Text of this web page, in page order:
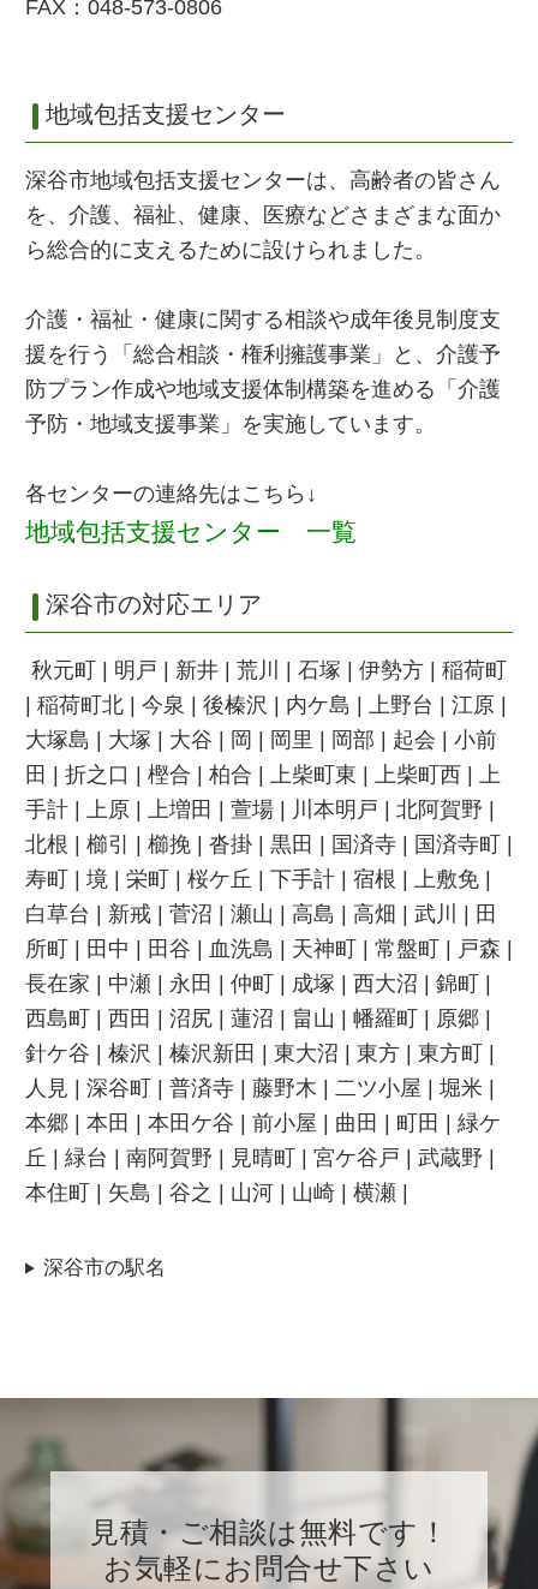
FAX：048-573-0806
地域包括支援センター
深谷市地域包括支援センターは、高齢者の皆さん
を、介護、福祉、健康、医療などさまざまな面か
ら総合的に支えるために設けられました。
介護・福祉・健康に関する相談や成年後見制度支
援を行う「総合相談・権利擁護事業」と、介護予
防プラン作成や地域支援体制構築を進める「介護
予防・地域支援事業」を実施しています。
各センターの連絡先はこちら↓
地域包括支援センター 一覧
深谷市の対応エリア
秋元町 | 明戸 | 新井 | 荒川 | 石塚 | 伊勢方 | 稲荷町
| 稲荷町北 | 今泉 | 後榛沢 | 内ケ島 | 上野台 | 江原 |
大塚島 | 大塚 | 大谷 | 岡 | 岡里 | 岡部 | 起会 | 小前
田 | 折之口 | 樫合 | 柏合 | 上柴町東 | 上柴町西 | 上
手計 | 上原 | 上増田 | 萱場 | 川本明戸 | 北阿賀野 |
北根 | 櫛引 | 櫛挽 | 沓掛 | 黒田 | 国済寺 | 国済寺町 |
寿町 | 境 | 栄町 | 桜ケ丘 | 下手計 | 宿根 | 上敷免 |
白草台 | 新戒 | 菅沼 | 瀬山 | 高島 | 高畑 | 武川 | 田
所町 | 田中 | 田谷 | 血洗島 | 天神町 | 常盤町 | 戸森 |
長在家 | 中瀬 | 永田 | 仲町 | 成塚 | 西大沼 | 錦町 |
西島町 | 西田 | 沼尻 | 蓮沼 | 畠山 | 幡羅町 | 原郷 |
針ケ谷 | 榛沢 | 榛沢新田 | 東大沼 | 東方 | 東方町 |
人見 | 深谷町 | 普済寺 | 藤野木 | 二ツ小屋 | 堀米 |
本郷 | 本田 | 本田ケ谷 | 前小屋 | 曲田 | 町田 | 緑ケ
丘 | 緑台 | 南阿賀野 | 見晴町 | 宮ケ谷戸 | 武蔵野 |
本住町 | 矢島 | 谷之 | 山河 | 山崎 | 横瀬 |
深谷市の駅名
見積・ご相談は無料です！
お気軽にお問合せ下さい